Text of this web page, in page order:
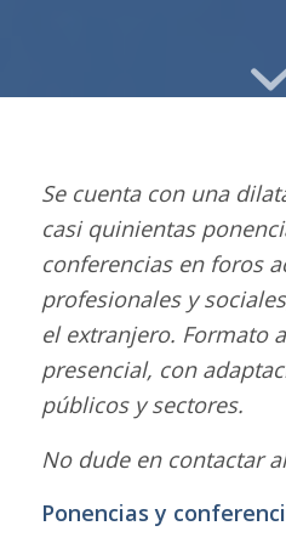
Se cuenta con una
casi quinientas
conferencias en foros
profesionales y
el extranjero. Formato
presencial, con
públicos y sectores.
No dude en contactar
Ponencias y